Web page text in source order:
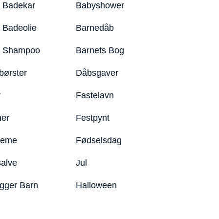
Badekar
Badeolie
Shampoo
Barn
Babyshower
Barnedåb
Barnets Bog
Dåbsgaver
Fastelavn
Festpynt
Fødselsdag
Jul
Halloween